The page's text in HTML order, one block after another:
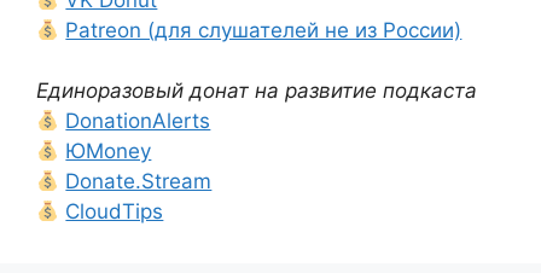
Patreon (для слушателей не из России)
Единоразовый донат на развитие подкаста
DonationAlerts
ЮMoney
Donate.Stream
CloudTips